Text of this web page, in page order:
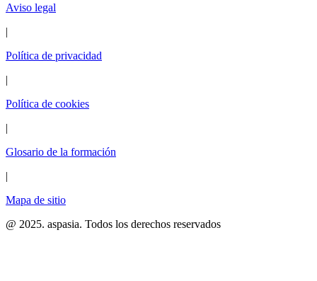
Aviso legal
|
Política de privacidad
|
Política de cookies
|
Glosario de la formación
|
Mapa de sitio
@ 2025. aspasia. Todos los derechos reservados